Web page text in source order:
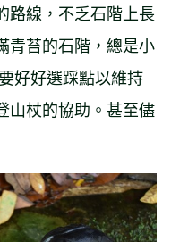
路線，不乏石階上長
青苔的石階，總是小
好好選踩點以維持
山杖的協助。甚至儘